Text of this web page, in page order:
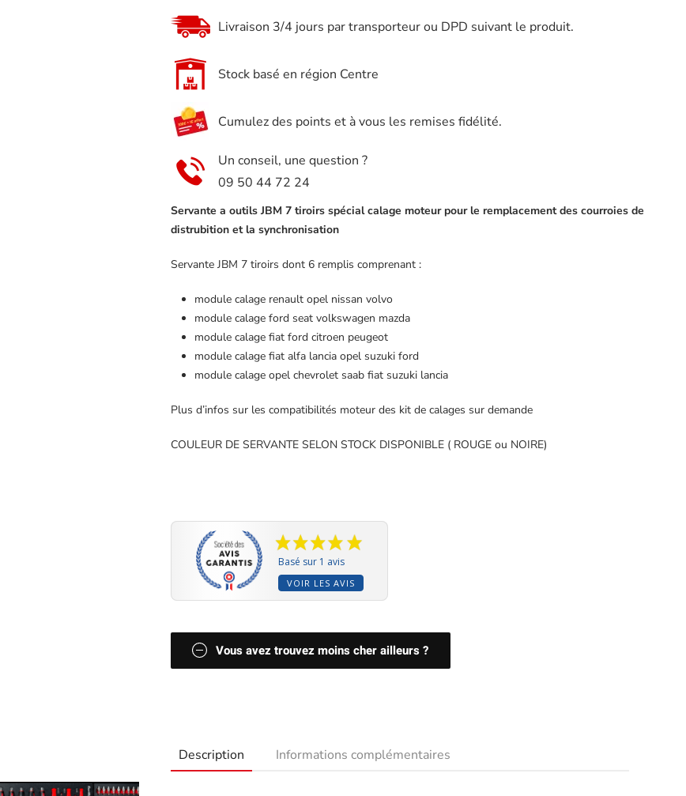
outils
7
tiroirs
JBM
outils
calages
distributions
moteur
et
synchonisation
Livraison 3/4 jours par transporteur ou DPD suivant le produit.
Stock basé en région Centre
Cumulez des points et à vous les remises fidélité.
Un conseil, une question ?
09 50 44 72 24
Servante a outils JBM 7 tiroirs spécial calage moteur pour le remplacement des courroies de
distrubition et la synchronisation
Servante JBM 7 tiroirs dont 6 remplis comprenant :
module calage renault opel nissan volvo
module calage ford seat volkswagen mazda
module calage fiat ford citroen peugeot
module calage fiat alfa lancia opel suzuki ford
module calage opel chevrolet saab fiat suzuki lancia
Plus d’infos sur les compatibilités moteur des kit de calages sur demande
COULEUR DE SERVANTE SELON STOCK DISPONIBLE ( ROUGE ou NOIRE)
Basé sur 1 avis
VOIR LES AVIS
Vous avez trouvez moins cher ailleurs ?
Description Informations complémentaires